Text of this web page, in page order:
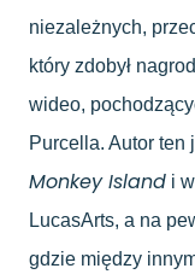
niezależnych,
który zdobył
wideo,
Purcella. Autor ten
Monkey Island i
LucasArts, a na
gdzie między